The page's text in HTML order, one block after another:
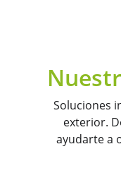
Soluciones
exterior.
ayudarte a